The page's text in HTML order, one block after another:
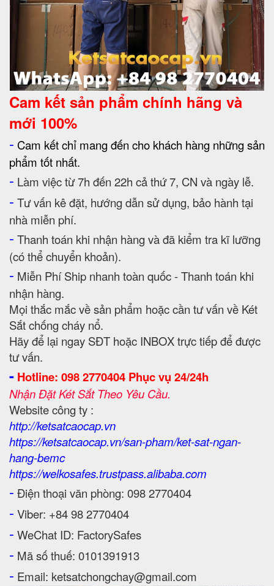
Cam kết sản phẩm chính hãng và
mới 100%
- Cam kết chỉ mang đến cho khách hàng những sản
phẩm tốt nhất.
- Làm việc từ 7h đến 22h cả thứ 7, CN và ngày lễ.
- Tư vấn kê đặt, hướng dẫn sử dụng, bảo hành tại
nhà miễn phí.
- Thanh toán khi nhận hàng và đã kiểm tra kĩ lưỡng
(có thể chuyển khoản).
- Miễn Phí Ship nhanh toàn quốc - Thanh toán khi
nhận hàng.
Mọi thắc mắc về sản phẩm hoặc cần tư vấn về Két
Sắt chống cháy nổ.
Hãy để lại ngay SĐT hoặc INBOX trực tiếp để được
tư vấn.
- Hotline: 098 2770404 Phục vụ 24/24h
Nhận Đặt Két Sắt Theo Yêu Cầu.
Website công ty :
http://ketsatcaocap.vn
https://ketsatcaocap.vn/san-pham/ket-sat-ngan-
hang-bemc
https://welkosafes.trustpass.alibaba.com
- Điện thoại văn phòng: 098 2770404
- Viber: +84 98 2770404
- WeChat ID: FactorySafes
- Mã số thuế: 0101391913
- Email: ketsatchongchay@gmail.com